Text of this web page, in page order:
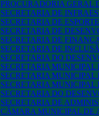
PROCURADORIA GERAL
SECRETARIA DE
SECRETARIA DE
SECRETARIA DE
SECRETARIA DE
SECRETARIA DE
SECRETARIA DO
SECRETARIA MUNICIPAL
SECRETARIA MUNICIPAL
SECRETARIA MUNICIPAL
SECRETARIA DO
SECRETARIA DE
CÂMARA MUNICIPAL DE